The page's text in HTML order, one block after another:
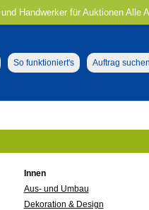
Handwerker für Auktionen
So funktioniert's Auftrag suchen
Innen
Aus- und Umbau
Dekoration & Design